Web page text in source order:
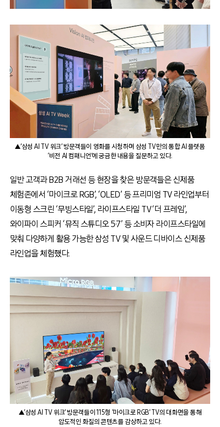
▲’삼성 AI TV 위크’ 방문객들이 영화를 시청하며 삼성 TV만의 통합 AI 플랫폼
‘비전 AI 컴패니언’에 궁금한 내용을 질문하고 있다.
일반 고객과 B2B 거래선 등 현장을 찾은 방문객들은 신제품
체험존에서 ‘마이크로 RGB’, ‘OLED’ 등 프리미엄 TV 라인업부터
이동형 스크린 ‘무빙스타일’, 라이프스타일 TV ‘더 프레임’,
와이파이 스피커 ‘뮤직 스튜디오 5·7’ 등 소비자 라이프스타일에
맞춰 다양하게 활용 가능한 삼성 TV 및 사운드 디바이스 신제품
라인업을 체험했다.
▲’삼성 AI TV 위크’ 방문객들이 115형 ‘마이크로 RGB’ TV의 대화면을 통해
압도적인 화질의 콘텐츠를 감상하고 있다.